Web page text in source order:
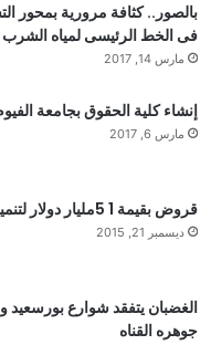
بالصور.. كثافة مرورية بمحور
فى الخط الرئيسى لمياه الشرب
مارس 14, 2017
إنشاء كلية الحقوق بجامعة
مارس 6, 2017
قروض بقيمة 1 5مليار دولار لتنمية سيناء
ديسمبر 21, 2015
الغضبان يتفقد شوارع بورسعيد و
جوهره القناه